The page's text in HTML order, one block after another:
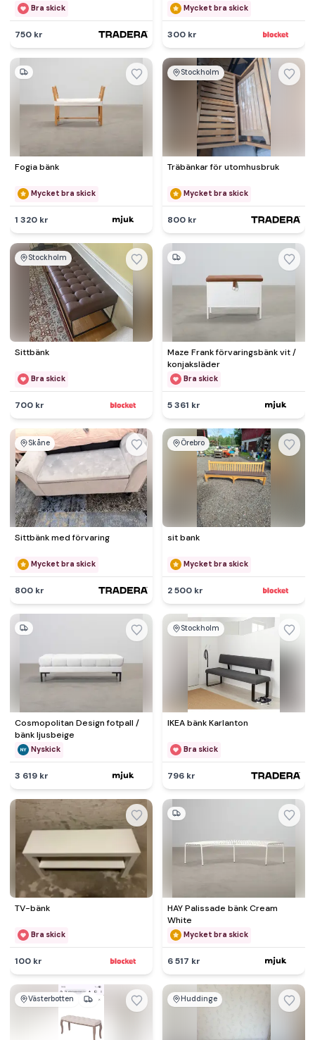
Bra skick
750 kr
Mycket bra skick
300 kr
Fogia bänk
Mycket bra skick
1 320 kr
Stockholm
Träbänkar för utomhusbruk
Mycket bra skick
800 kr
Stockholm
Sittbänk
Bra skick
700 kr
Maze Frank förvaringsbänk vit /
konjaksläder
Bra skick
5 361 kr
Skåne
Sittbänk med förvaring
Mycket bra skick
800 kr
Örebro
sit bank
Mycket bra skick
2 500 kr
Cosmopolitan Design fotpall /
bänk ljusbeige
Nyskick
3 619 kr
Stockholm
IKEA bänk Karlanton
Bra skick
796 kr
TV-bänk
Bra skick
100 kr
HAY Palissade bänk Cream
White
Mycket bra skick
6 517 kr
Västerbotten Huddinge